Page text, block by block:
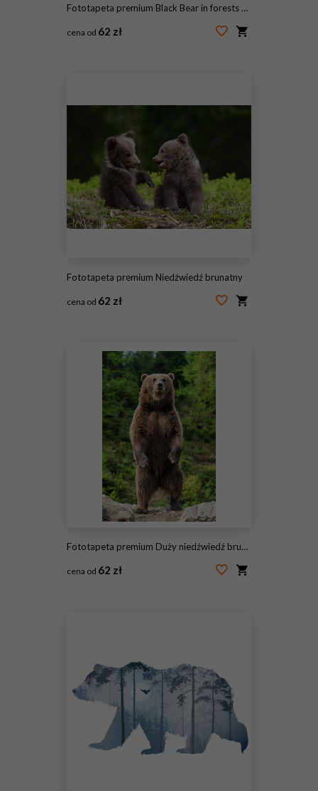
Fototapeta premium Black Bear in forests of Banff and Jasper National Park, Canada
cena od 62 zł
Fototapeta premium Niedźwiedź brunatny
cena od 62 zł
Fototapeta premium Duży niedźwiedź brunatny stojący na tylnych łapach
cena od 62 zł